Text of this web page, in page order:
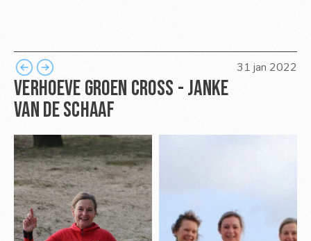
31 jan 2022
Verhoeve groen cross - Janke
van de schaaf